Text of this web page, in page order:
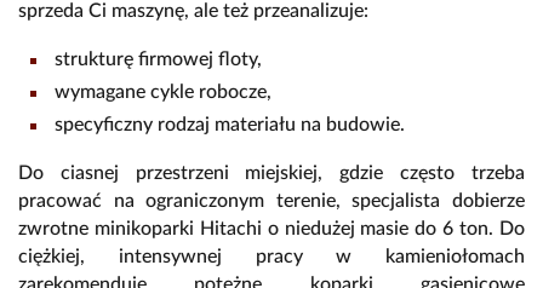
sprzeda Ci maszynę, ale też przeanalizuje:
strukturę firmowej floty,
wymagane cykle robocze,
specyficzny rodzaj materiału na budowie.
Do ciasnej przestrzeni miejskiej, gdzie często trzeba
pracować na ograniczonym terenie, specjalista dobierze
zwrotne minikoparki Hitachi o niedużej masie do 6 ton. Do
ciężkiej, intensywnej pracy w kamieniołomach